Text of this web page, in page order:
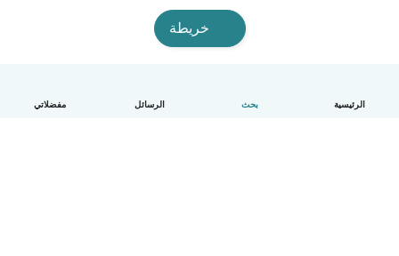
الرئيسية بحث الرسائل مفضلاتي
خريطة